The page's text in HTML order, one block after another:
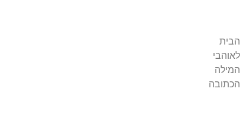
הבית
לאוהבי
המילה
הכתובה